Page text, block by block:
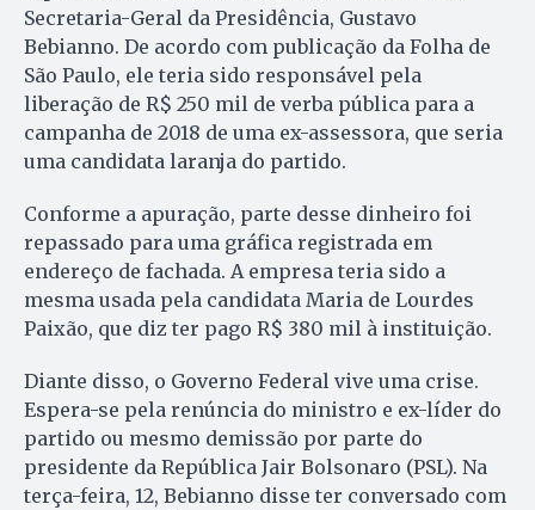
Secretaria-Geral da Presidência, Gustavo
Bebianno. De acordo com publicação da Folha de
São Paulo, ele teria sido responsável pela
liberação de R$ 250 mil de verba pública para a
campanha de 2018 de uma ex-assessora, que seria
uma candidata laranja do partido.
Conforme a apuração, parte desse dinheiro foi
repassado para uma gráfica registrada em
endereço de fachada. A empresa teria sido a
mesma usada pela candidata Maria de Lourdes
Paixão, que diz ter pago R$ 380 mil à instituição.
Diante disso, o Governo Federal vive uma crise.
Espera-se pela renúncia do ministro e ex-líder do
partido ou mesmo demissão por parte do
presidente da República Jair Bolsonaro (PSL). Na
terça-feira, 12, Bebianno disse ter conversado com